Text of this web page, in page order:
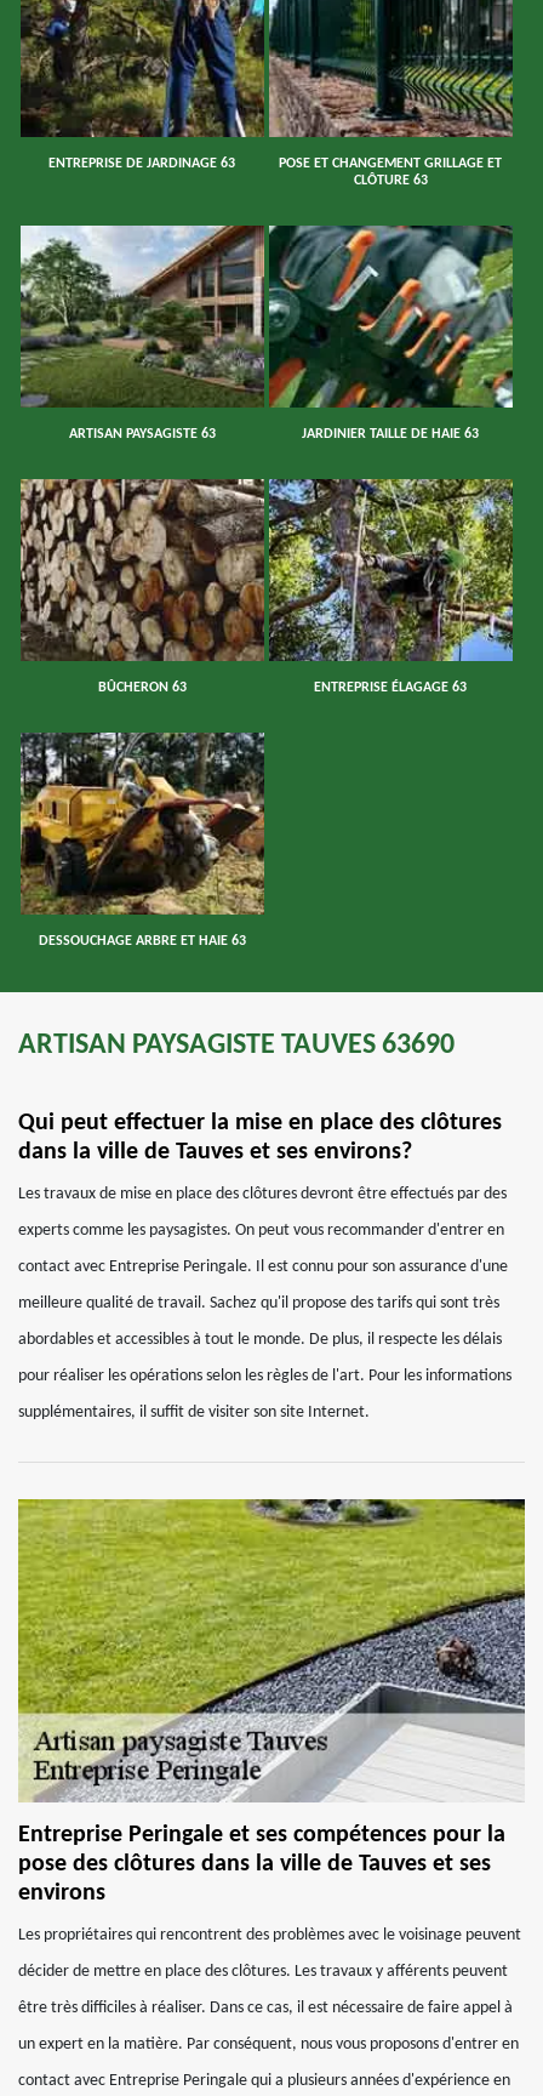
ENTREPRISE DE JARDINAGE 63
POSE ET CHANGEMENT GRILLAGE ET
CLÔTURE 63
ARTISAN PAYSAGISTE 63 JARDINIER TAILLE DE HAIE 63
BÛCHERON 63 ENTREPRISE ÉLAGAGE 63
DESSOUCHAGE ARBRE ET HAIE 63
ARTISAN PAYSAGISTE TAUVES 63690
Qui peut effectuer la mise en place des clôtures
dans la ville de Tauves et ses environs?
Les travaux de mise en place des clôtures devront être effectués par des
experts comme les paysagistes. On peut vous recommander d'entrer en
contact avec Entreprise Peringale. Il est connu pour son assurance d'une
meilleure qualité de travail. Sachez qu'il propose des tarifs qui sont très
abordables et accessibles à tout le monde. De plus, il respecte les délais
pour réaliser les opérations selon les règles de l'art. Pour les informations
supplémentaires, il suffit de visiter son site Internet.
Entreprise Peringale et ses compétences pour la
pose des clôtures dans la ville de Tauves et ses
environs
Les propriétaires qui rencontrent des problèmes avec le voisinage peuvent
décider de mettre en place des clôtures. Les travaux y afférents peuvent
être très difficiles à réaliser. Dans ce cas, il est nécessaire de faire appel à
un expert en la matière. Par conséquent, nous vous proposons d'entrer en
contact avec Entreprise Peringale qui a plusieurs années d'expérience en